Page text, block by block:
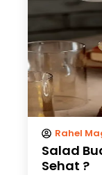
Rahel
Salad
Sehat ?